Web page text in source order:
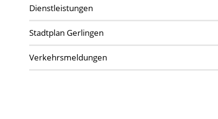
Dienstleistungen
Stadtplan Gerlingen
Verkehrsmeldungen